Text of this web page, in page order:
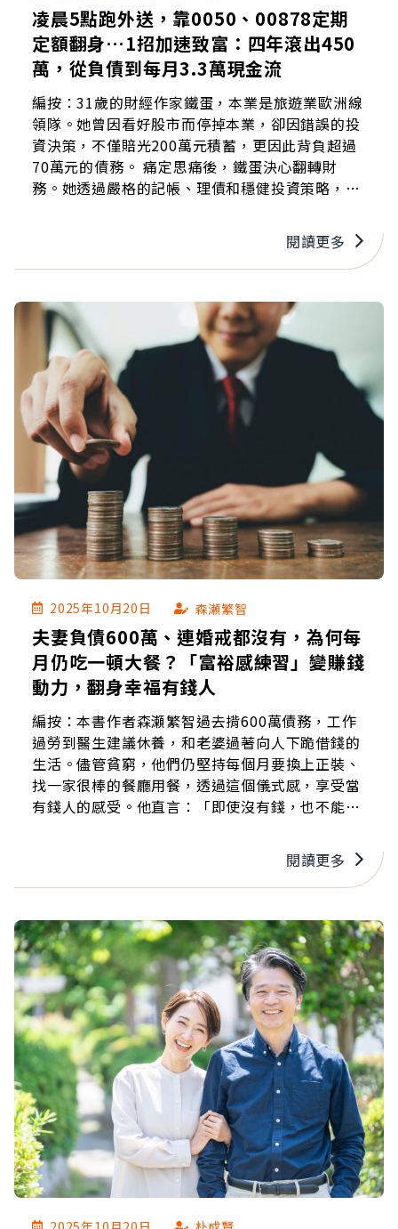
凌晨5點跑外送，靠0050、00878定期
定額翻身…1招加速致富：四年滾出450
萬，從負債到每月3.3萬現金流
編按：31歲的財經作家鐵蛋，本業是旅遊業歐洲線
領隊。她曾因看好股市而停掉本業，卻因錯誤的投
資決策，不僅賠光200萬元積蓄，更因此背負超過
70萬元的債務。 痛定思痛後，鐵蛋決心翻轉財
務。她透過嚴格的記帳、理債和穩健投資策略，並
凌晨5點就起床外送，每天工作超過15小時，365
僅花4年時間，便成功還清債務、累積淨資產超過
以下，鐵蛋將親自分享她如何從負債谷底翻身，從
零開始累積第一桶金的心路歷程。
閱讀更多
2025年10月20日 森瀬繁智
夫妻負債600萬、連婚戒都沒有，為何每
月仍吃一頓大餐？「富裕感練習」變賺錢
動力，翻身幸福有錢人
編按：本書作者森瀬繁智過去揹600萬債務，工作
過勞到醫生建議休養，和老婆過著向人下跪借錢的
生活。儘管貧窮，他們仍堅持每個月要換上正裝、
找一家很棒的餐廳用餐，透過這個儀式感，享受當
有錢人的感受。他直言：「即使沒有錢，也不能讓
翻身，現在是女性創業者顧問，幫助許多客戶創造
年營業額超過400萬，被稱為「打造幸福有錢人的
400萬。 他現在仍和妻子維持每個月吃一次大餐的
習慣，以前這個儀式是為了讓自己更有自信，現在
是感謝始終支持自己的妻子，聊起過去貧困的辛苦
日子，現在都變成美好的回憶。
閱讀更多